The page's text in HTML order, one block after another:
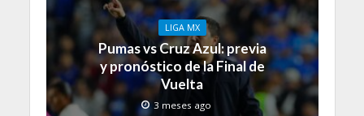
LIGA MX
Pumas vs Cruz Azul: previa
y pronóstico de la Final de
Vuelta
3 meses ago